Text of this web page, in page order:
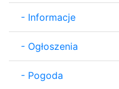
- Informacje
- Ogłoszenia
- Pogoda